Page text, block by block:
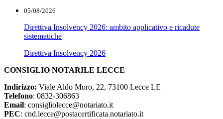
05/08/2026
Direttiva Insolvency 2026: ambito applicativo e ricadute
sistematiche
Direttiva Insolvency 2026
CONSIGLIO NOTARILE LECCE
Indirizzo: Viale Aldo Moro, 22, 73100 Lecce LE
Telefono: 0832-306863
Email: consigliolecce@notariato.it
PEC: cnd.lecce@postacertificata.notariato.it